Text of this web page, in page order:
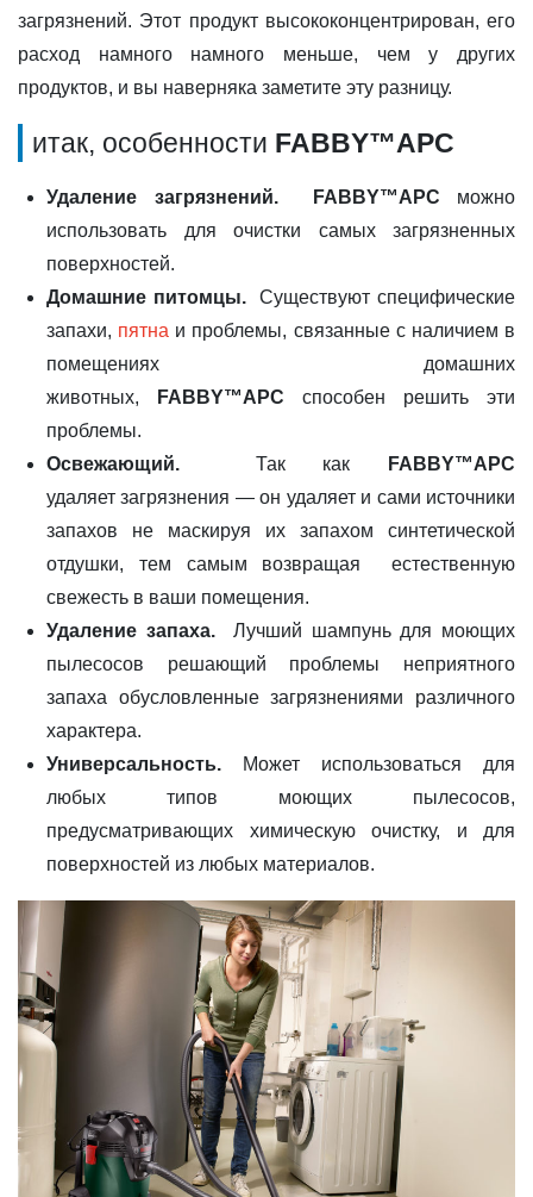
загрязнений. Этот продукт высококонцентрирован, его
расход намного намного меньше, чем у других
продуктов, и вы наверняка заметите эту разницу.
итак, особенности FABBY™APC
Удаление загрязнений. FABBY™APC можно
использовать для очистки самых загрязненных
поверхностей.
Домашние питомцы.
Существуют специфические
запахи, пятна и проблемы, связанные с наличием в
помещениях домашних
животных,
FABBY™APC способен решить эти
проблемы.
Освежающий.
Так как
FABBY™APC
удаляет загрязнения — он удаляет и сами источники
запахов не маскируя их запахом синтетической
отдушки, тем самым возвращая естественную
свежесть в ваши помещения.
Удаление запаха.
Лучший шампунь для моющих
пылесосов решающий проблемы неприятного
запаха обусловленные загрязнениями различного
характера.
Универсальность.
Может использоваться для
любых типов моющих пылесосов,
предусматривающих химическую очистку, и для
поверхностей из любых материалов.